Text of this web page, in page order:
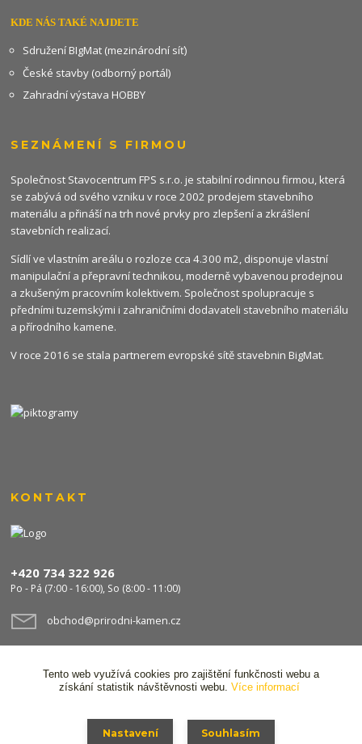
KDE NÁS TAKÉ NAJDETE
Sdružení BIgMat (mezinárodní síť)
České stavby (odborný portál)
Zahradní výstava HOBBY
SEZNÁMENÍ S FIRMOU
Společnost Stavocentrum FPS s.r.o. je stabilní rodinnou firmou, která
se zabývá od svého vzniku v roce 2002 prodejem stavebního
materiálu a přináší na trh nové prvky pro zlepšení a zkrášlení
stavebních realizací.
Sídlí ve vlastním areálu o rozloze cca 4.300 m2, disponuje vlastní
manipulační a přepravní technikou, moderně vybavenou prodejnou
a zkušeným pracovním kolektivem. Společnost spolupracuje s
předními tuzemskými i zahraničními dodavateli stavebního materiálu
a přírodního kamene.
V roce 2016 se stala partnerem evropské sítě stavebnin BigMat.
KONTAKT
+420 734 322 926
Po - Pá (7:00 - 16:00), So (8:00 - 11:00)
obchod@prirodni-kamen.cz
© 2024 Stavocentrum FPS s.r.o. Všechna práva vyhrazena,
Tento web využívá cookies pro zajištění funkčnosti webu a
získání statistik návštěvnosti webu. Více informací
Nastavení Souhlasím